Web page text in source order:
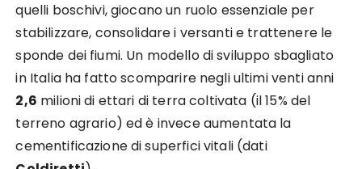
quelli boschivi, giocano un ruolo essenziale per
stabilizzare, consolidare i versanti e trattenere le
sponde dei fiumi. Un modello di sviluppo sbagliato
in Italia ha fatto scomparire negli ultimi venti anni
2,6 milioni di ettari di terra coltivata (il 15% del
terreno agrario) ed è invece aumentata la
cementificazione di superfici vitali (dati